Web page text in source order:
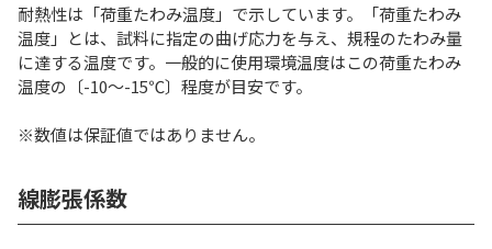
耐熱性は「荷重たわみ温度」で示しています。「荷重たわみ
温度」とは、試料に指定の曲げ応力を与え、規程のたわみ量
に達する温度です。一般的に使用環境温度はこの荷重たわみ
温度の〔-10～-15℃〕程度が目安です。
※数値は保証値ではありません。
線膨張係数